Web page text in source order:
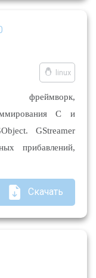
linux
фреймворк,
C и
GStreamer
прибавлений,
Скачать